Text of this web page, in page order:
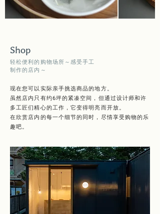
Shop
轻松便利的购物场所～感受手工
制作的店内～
现在您可以实际亲手挑选商品的地方。
虽然店内只有约6坪的紧凑空间，但通过设计师和许
多工匠们精心的工作，它变得明亮而开放。
在欣赏店内的每一个细节的同时，尽情享受购物的乐
趣吧。